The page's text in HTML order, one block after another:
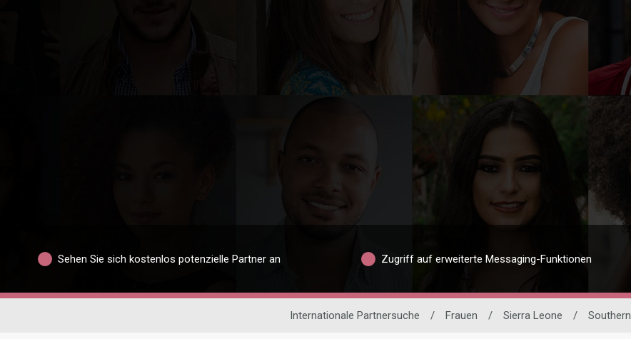
Sehen Sie sich kostenlos potenzielle Partner an Zugriff auf erweiterte Messaging-Funktionen
Internationale Partnersuche / Frauen / Sierra Leone / Southern